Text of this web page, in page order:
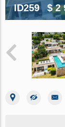
ID259 $ 2